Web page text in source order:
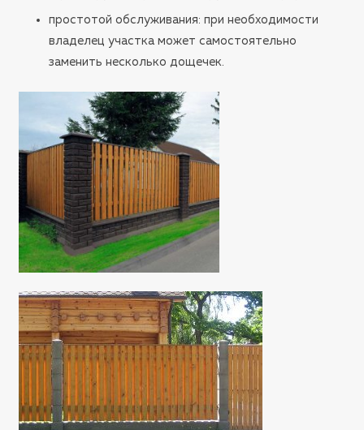
простотой обслуживания: при необходимости
владелец участка может самостоятельно
заменить несколько дощечек.